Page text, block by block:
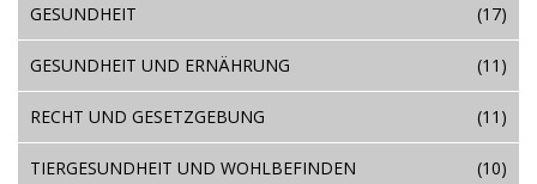
GESUNDHEIT (17)
GESUNDHEIT UND ERNÄHRUNG (11)
RECHT UND GESETZGEBUNG (11)
TIERGESUNDHEIT UND WOHLBEFINDEN (10)